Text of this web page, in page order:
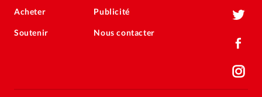
Acheter
Soutenir
Publicité
Nous contacter